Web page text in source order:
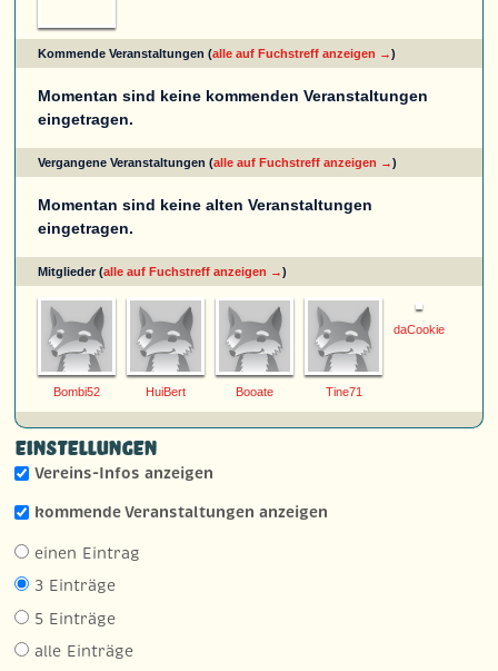
Kommende Veranstaltungen (alle auf Fuchstreff anzeigen →)
Momentan sind keine kommenden Veranstaltungen
eingetragen.
Vergangene Veranstaltungen (alle auf Fuchstreff anzeigen →)
Momentan sind keine alten Veranstaltungen
eingetragen.
Mitglieder (alle auf Fuchstreff anzeigen →)
Bombi52 HuiBert Booate Tine71
daCookie
Einstellungen
Vereins-Infos anzeigen
kommende Veranstaltungen anzeigen
einen Eintrag
3 Einträge
5 Einträge
alle Einträge